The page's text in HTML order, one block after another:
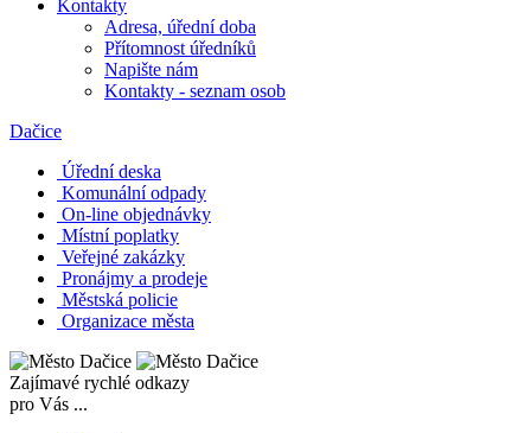
Kontakty
Adresa, úřední doba
Přítomnost úředníků
Napište nám
Kontakty - seznam osob
Dačice
Úřední deska
Komunální odpady
On-line objednávky
Místní poplatky
Veřejné zakázky
Pronájmy a prodeje
Městská policie
Organizace města
Zajímavé rychlé odkazy
pro Vás ...